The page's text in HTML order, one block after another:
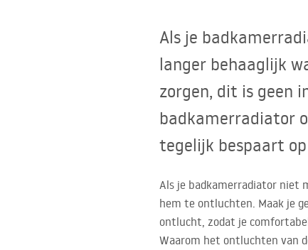
Badkameraccessoires
Als je
langer behaaglijk
zorgen, dit is geen
badkamerradiator
tegelijk bespaart
Als je badkamerradiator niet
hem te ontluchten. Maak je
ontlucht, zodat je
Waarom het ontluchten van